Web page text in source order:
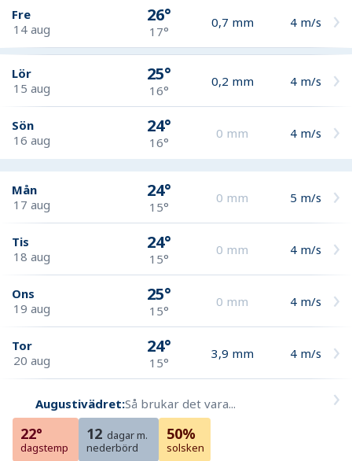
Fre
14 aug
26°
17°
0,7 mm 4 m/s
Lör
15 aug
25°
16°
0,2 mm 4 m/s
Sön
16 aug
24°
16°
0 mm 4 m/s
Mån
17 aug
24°
15°
0 mm 5 m/s
Tis
18 aug
24°
15°
0 mm 4 m/s
Ons
19 aug
25°
15°
0 mm 4 m/s
Tor
20 aug
24°
15°
3,9 mm 4 m/s
Augustivädret:Så brukar det vara...
22°
dagstemp
12 dagar m.
nederbörd
50%
solsken